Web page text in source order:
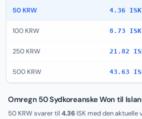
50 KRW 4.36 ISK
100 KRW 8.73 ISK
250 KRW 21.82
500 KRW 43.63
Omregn 50 Sydkoreanske Won til
50 KRW svarer til 4.36 ISK med den aktuelle